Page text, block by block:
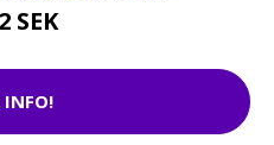
SEK
INFO!